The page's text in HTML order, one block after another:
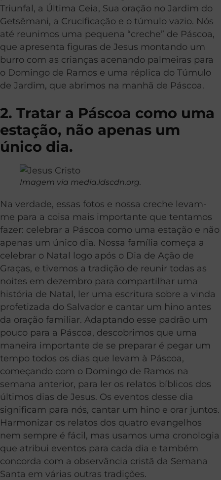
Triunfal, a Última Ceia, Sua oração no Jardim do
Getsêmani, a Crucificação e o túmulo vazio. Nós
até reunimos uma pequena “creche” de Páscoa,
que apresenta figuras de Jesus montando um
burro com as crianças acenando palmeiras para
o Domingo de Ramos e uma réplica do Túmulo
de Jardim, que abrimos na manhã de Páscoa.
2. Tratar a Páscoa como uma
estação, não apenas um
único dia.
Imagem via media.ldscdn.org.
Na verdade, essas fotos e nossa creche levam-
me para a coisa mais importante que tentamos
fazer: celebrar a Páscoa como uma estação e não
apenas um único dia. Nossa família começa a
celebrar o Natal logo após o Dia de Ação de
Graças, e tivemos a tradição de reunir todas as
noites em dezembro para compartilhar uma
história de Natal, ler uma escritura sobre a vinda
profetizada do Salvador e cantar um hino antes
da oração familiar. Adaptando esse padrão um
pouco para a Páscoa, descobrimos que uma
maneira importante de se preparar é pegar um
tempo todos os dias que levam à Páscoa,
começando com o Domingo de Ramos na
semana anterior, para ler os relatos bíblicos dos
últimos dias de Jesus. Os eventos desse dia
significam para nós, cantar um hino e orar juntos.
Harmonizar os relatos dos quatro evangelhos
nem sempre é fácil, mas usamos uma cronologia
que atribui eventos para cada dia e também
concorda com a observância cristã da Semana
Santa em várias outras tradições.